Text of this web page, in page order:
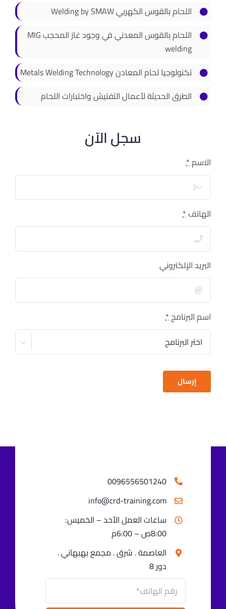
اللحام بالقوس الكهربي Welding by SMAW
اللحام بالقوس المعدني في وجود غاز المحجب MIG
welding
تكنولوجيا لحام المعادن Metals Welding Technology
الطرق الحديثة لأعمال التفتيش واختبارات اللحام
سجل الآن
الاسم*
الهاتف *
البريد الإلكتروني
اسم البرنامج*
إرسال
0096556501240⁩
info@crd-training.com
ساعات العمل الأحد – الخميس:
8:00ص – 6:00م
العاصمة . شرق . مجمع بهبهاني .
دور 8